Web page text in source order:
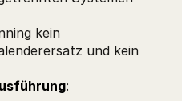
kein
und kein
: